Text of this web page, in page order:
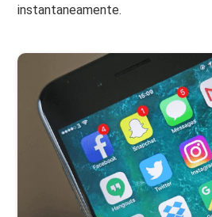
instantaneamente.